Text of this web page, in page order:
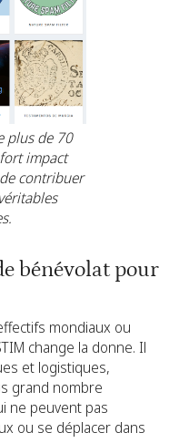
plus de 70
impact
contribuer
bénévolat pour
mondiaux ou
change la donne. Il
et logistiques,
grand nombre
ne peuvent pas
ou se déplacer dans